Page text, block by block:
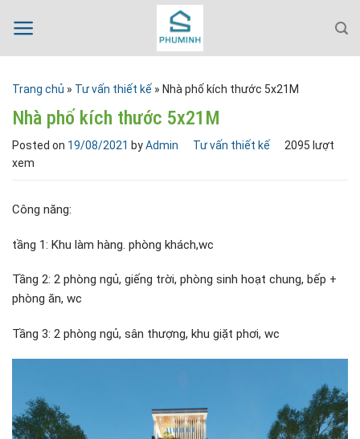
Trang chủ » Tư vấn thiết kế » Nhà phố kích thước 5x21M
Nhà phố kích thước 5x21M
Posted on 19/08/2021 byAdmin Tư vấn thiết kế
2095 lượt
xem
Công năng:
tầng 1: Khu làm hàng. phòng khách,wc
Tầng 2: 2 phòng ngủ, giếng trời, phòng sinh hoạt chung, bếp +
phòng ăn, wc
Tầng 3: 2 phòng ngủ, sân thượng, khu giặt phơi, wc